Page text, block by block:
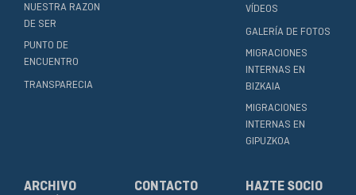
NUESTRA RAZON
DE SER
PUNTO DE
ENCUENTRO
TRANSPARECIA
VÍDEOS
GALERÍA DE FOTOS
MIGRACIONES
INTERNAS EN
BIZKAIA
MIGRACIONES
INTERNAS EN
GIPUZKOA
ARCHIVO
CONTACTO HAZTE SOCIO